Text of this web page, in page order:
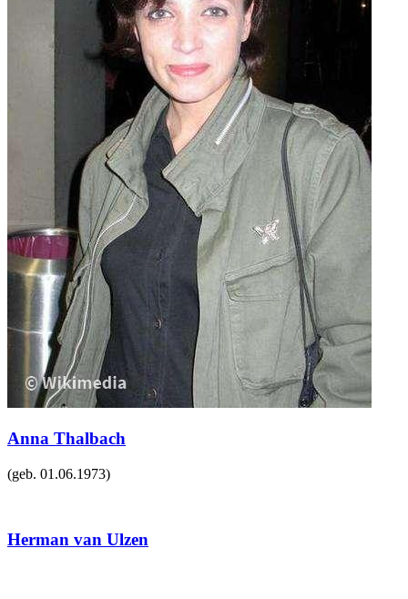
Anna Thalbach
(geb. 01.06.1973)
Herman van Ulzen